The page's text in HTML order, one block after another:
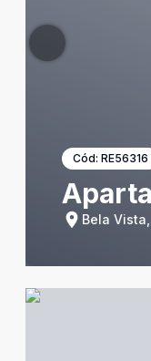
Cód: RE56316
Bela